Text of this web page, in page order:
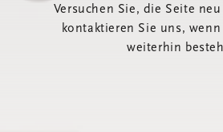
Versuchen Sie, die Seite
kontaktieren Sie uns,
weiterhin